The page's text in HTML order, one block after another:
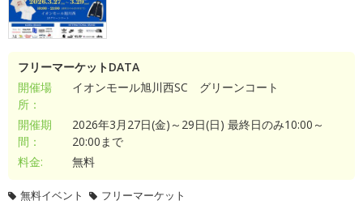
フリーマーケットDATA
開催場
所：
イオンモール旭川西SC グリーンコート
開催期
間：
2026年3月27日(金)～29日(日) 最終日のみ10:00～
20:00まで
料金:
無料
無料イベント フリーマーケット